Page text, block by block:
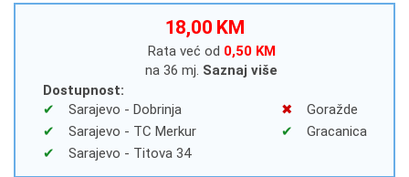
18,00 KM
Rata već od 0,50 KM
na 36 mj. Saznaj više
Dostupnost:
Sarajevo - Dobrinja
Sarajevo - TC Merkur
Sarajevo - Titova 34
Goražde
Gracanica